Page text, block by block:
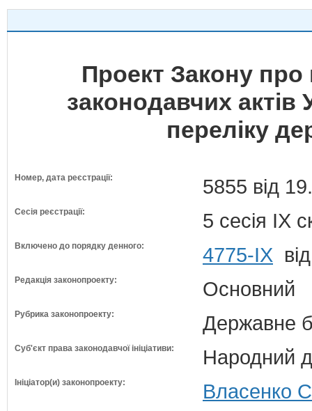
Проект Закону про
законодавчих
переліку
Номер, дата реєстрації: 5855 від
Сесія реєстрації: 5 сесія IX
Включено до порядку денного: 4775-IX
Редакція законопроекту: Основний
Рубрика законопроекту: Державне
Суб'єкт права законодавчої ініціативи: Народний
Ініціатор(и) законопроекту: Власенко